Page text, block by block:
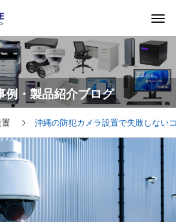
例・製品紹介ブログ
置 沖縄の防犯カメラ設置で失敗しない